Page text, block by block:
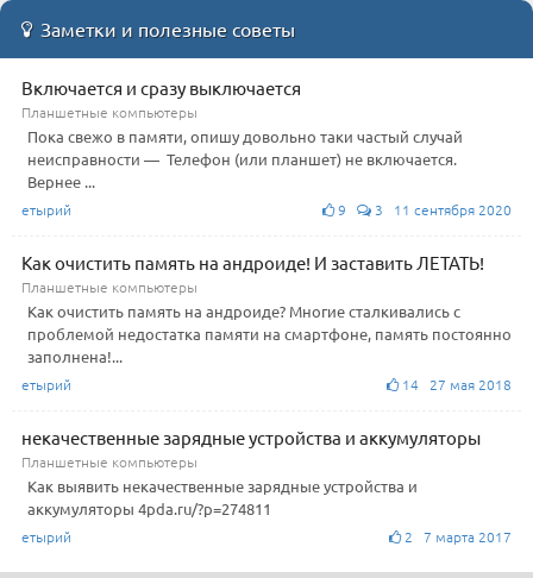
Заметки и полезные советы
Включается и сразу выключается
Планшетные компьютеры
Пока свежо в памяти, опишу довольно таки частый случай
неисправности — Телефон (или планшет) не включается.
Вернее ...
етырий 9 3 11 сентября 2020
Как очистить память на андроиде! И заставить ЛЕТАТЬ!
Планшетные компьютеры
Как очистить память на андроиде? Многие сталкивались с
проблемой недостатка памяти на смартфоне, память постоянно
заполнена!...
етырий 14 27 мая 2018
некачественные зарядные устройства и аккумуляторы
Планшетные компьютеры
Как выявить некачественные зарядные устройства и
аккумуляторы 4pda.ru/?p=274811
етырий 2 7 марта 2017